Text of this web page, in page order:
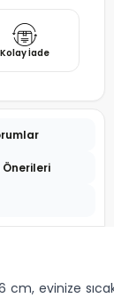
Kolay İade
Önerileri
cm, evinize